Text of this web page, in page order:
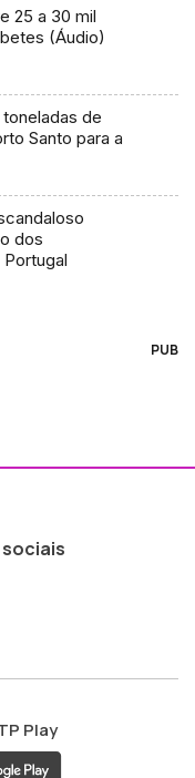
25 a 30 mil
(Áudio)
de
Santo para a
dos
PUB
ao
Play